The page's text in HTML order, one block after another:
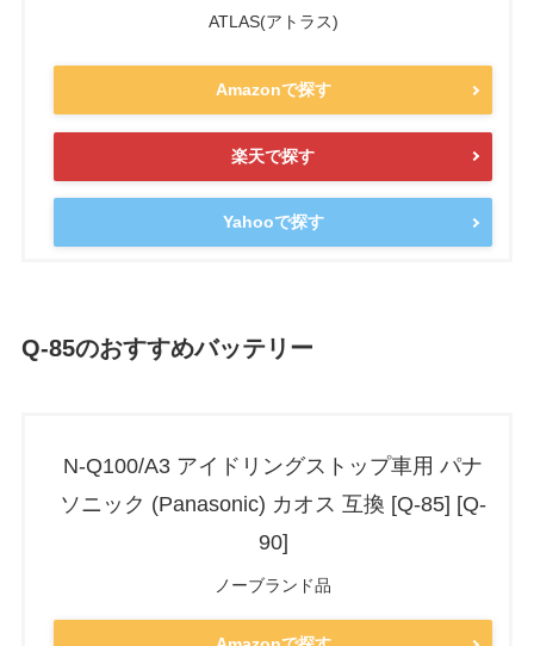
ATLAS(アトラス)
Amazonで探す
楽天で探す
Yahooで探す
Q-85のおすすめバッテリー
N-Q100/A3 アイドリングストップ車用 パナ
ソニック (Panasonic) カオス 互換 [Q-85] [Q-
90]
ノーブランド品